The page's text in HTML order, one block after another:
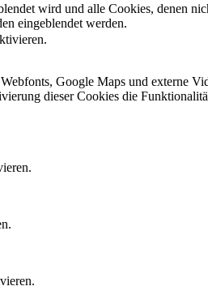
wird und alle Cookies, denen
eingeblendet werden.
Google Maps und externe
dieser Cookies die